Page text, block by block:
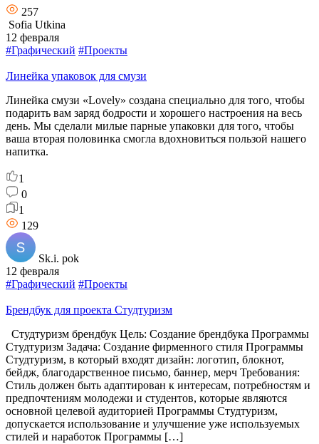
257
Sofia Utkina
12 февраля
#Графический #Проекты
Линейка упаковок для смузи
Линейка смузи «Lovely» создана специально для того, чтобы
подарить вам заряд бодрости и хорошего настроения на весь
день. Мы сделали милые парные упаковки для того, чтобы
ваша вторая половинка смогла вдохновиться пользой нашего
напитка.
1
0
1
129
Sk.i. pok
12 февраля
#Графический #Проекты
Брендбук для проекта Студтуризм
Студтуризм брендбук Цель: Создание брендбука Программы
Студтуризм Задача: Создание фирменного стиля Программы
Студтуризм, в который входят дизайн: логотип, блокнот,
бейдж, благодарственное письмо, баннер, мерч Требования:
Стиль должен быть адаптирован к интересам, потребностям и
предпочтениям молодежи и студентов, которые являются
основной целевой аудиторией Программы Студтуризм,
допускается использование и улучшение уже используемых
стилей и наработок Программы […]